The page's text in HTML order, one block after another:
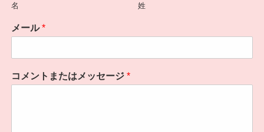
名 姓
メール*
コメントまたはメッセージ *